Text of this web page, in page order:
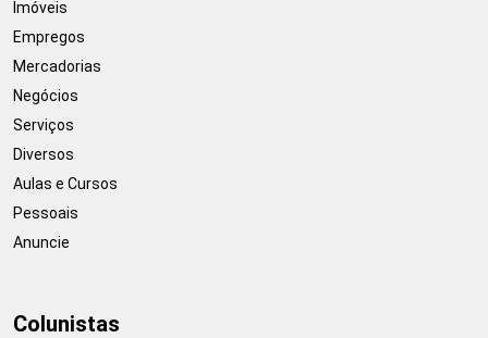
Imóveis
Empregos
Mercadorias
Negócios
Serviços
Diversos
Aulas e Cursos
Pessoais
Anuncie
Colunistas